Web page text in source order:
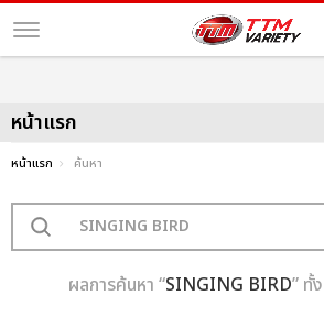
หน้าแรก
หน้าแรก ค้นหา
ผลการค้นหา “SINGING BIRD” ทั้